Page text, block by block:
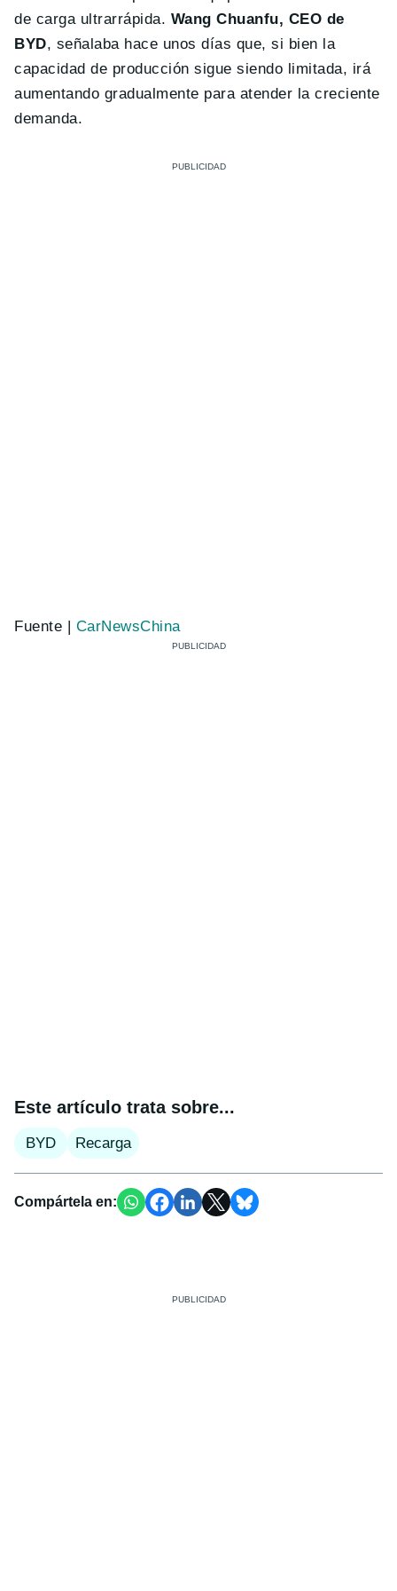
de carga ultrarrápida. Wang Chuanfu, CEO de
BYD, señalaba hace unos días que, si bien la
capacidad de producción sigue siendo limitada, irá
aumentando gradualmente para atender la creciente
demanda.
Fuente | CarNewsChina
Este artículo trata sobre...
BYD Recarga
Compártela en: